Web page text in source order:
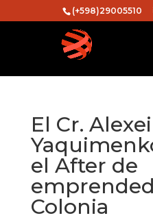
(+598)29005510
El Cr. Alexei
el After de
Colonia